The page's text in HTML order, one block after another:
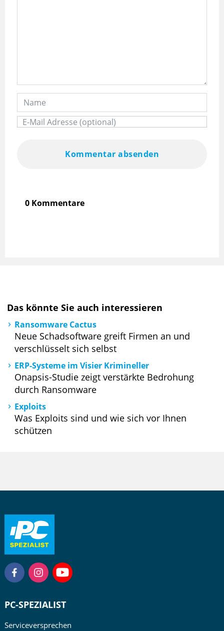
Kommentar absenden
0 Kommentare
Das könnte Sie auch interessieren
Ransomware Cactus
Neue Schadsoftware greift Firmen an und
verschlüsselt sich selbst
ERP-Systeme im Visier Krimineller
Onapsis-Studie zeigt verstärkte Bedrohung
durch Ransomware
Exploits
Was Exploits sind und wie sich vor Ihnen
schützen
PC-SPEZIALIST
Serviceversprechen